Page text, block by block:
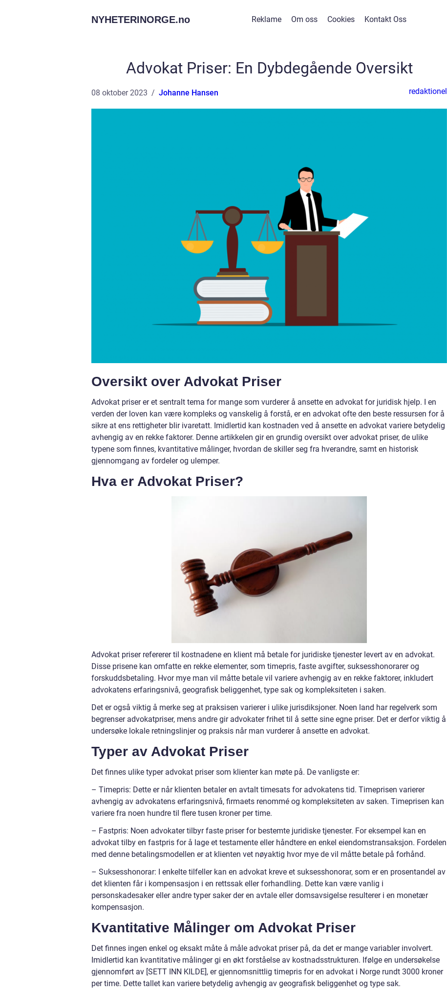
NYHETERINORGE.no Reklame Om oss Cookies Kontakt Oss
Advokat Priser: En Dybdegående Oversikt
08 oktober 2023 Johanne Hansen redaktionel
Oversikt over Advokat Priser
Advokat priser er et sentralt tema for mange som vurderer å ansette en advokat for juridisk hjelp. I en
verden der loven kan være kompleks og vanskelig å forstå, er en advokat ofte den beste ressursen for å
sikre at ens rettigheter blir ivaretatt. Imidlertid kan kostnaden ved å ansette en advokat variere betydelig
avhengig av en rekke faktorer. Denne artikkelen gir en grundig oversikt over advokat priser, de ulike
typene som finnes, kvantitative målinger, hvordan de skiller seg fra hverandre, samt en historisk
gjennomgang av fordeler og ulemper.
Hva er Advokat Priser?
Advokat priser refererer til kostnadene en klient må betale for juridiske tjenester levert av en advokat.
Disse prisene kan omfatte en rekke elementer, som timepris, faste avgifter, suksesshonorarer og
forskuddsbetaling. Hvor mye man vil måtte betale vil variere avhengig av en rekke faktorer, inkludert
advokatens erfaringsnivå, geografisk beliggenhet, type sak og kompleksiteten i saken.
Det er også viktig å merke seg at praksisen varierer i ulike jurisdiksjoner. Noen land har regelverk som
begrenser advokatpriser, mens andre gir advokater frihet til å sette sine egne priser. Det er derfor viktig å
undersøke lokale retningslinjer og praksis når man vurderer å ansette en advokat.
Typer av Advokat Priser
Det finnes ulike typer advokat priser som klienter kan møte på. De vanligste er:
– Timepris: Dette er når klienten betaler en avtalt timesats for advokatens tid. Timeprisen varierer
avhengig av advokatens erfaringsnivå, firmaets renommé og kompleksiteten av saken. Timeprisen kan
variere fra noen hundre til flere tusen kroner per time.
– Fastpris: Noen advokater tilbyr faste priser for bestemte juridiske tjenester. For eksempel kan en
advokat tilby en fastpris for å lage et testamente eller håndtere en enkel eiendomstransaksjon. Fordelen
med denne betalingsmodellen er at klienten vet nøyaktig hvor mye de vil måtte betale på forhånd.
– Suksesshonorar: I enkelte tilfeller kan en advokat kreve et suksesshonorar, som er en prosentandel av
det klienten får i kompensasjon i en rettssak eller forhandling. Dette kan være vanlig i
personskadesaker eller andre typer saker der en avtale eller domsavsigelse resulterer i en monetær
kompensasjon.
Kvantitative Målinger om Advokat Priser
Det finnes ingen enkel og eksakt måte å måle advokat priser på, da det er mange variabler involvert.
Imidlertid kan kvantitative målinger gi en økt forståelse av kostnadsstrukturen. Ifølge en undersøkelse
gjennomført av [SETT INN KILDE], er gjennomsnittlig timepris for en advokat i Norge rundt 3000 kroner
per time. Dette tallet kan variere betydelig avhengig av geografisk beliggenhet og type sak.